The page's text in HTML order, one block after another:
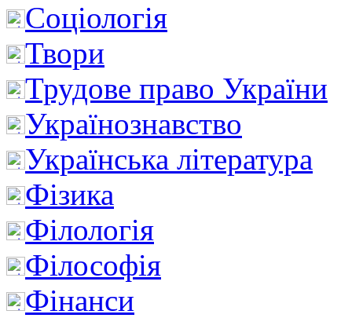
Соціологія
Твори
Трудове право України
Українознавство
Українська література
Фізика
Філологія
Філософія
Фінанси